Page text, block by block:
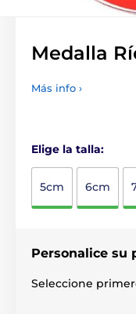
Medalla
Más info ›
Elige la talla:
5cm 6cm
Personalice su
Seleccione